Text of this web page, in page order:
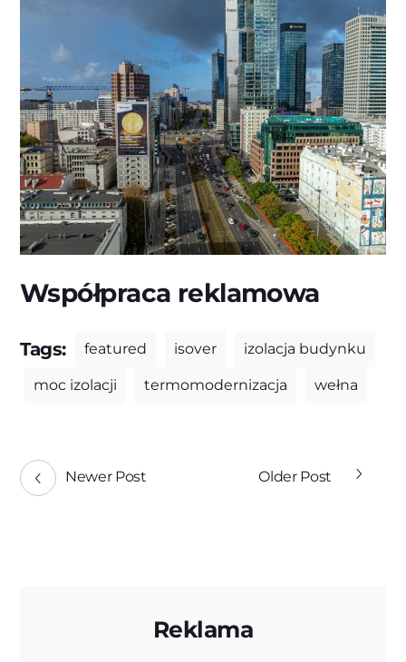
Współpraca reklamowa
Tags: featured isover izolacja budynku
moc izolacji termomodernizacja wełna
Newer Post Older Post
Reklama